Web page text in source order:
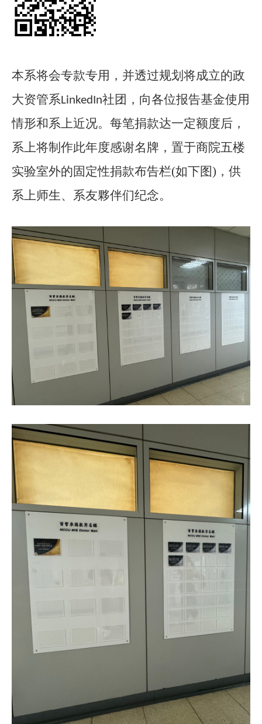
本系将会专款专用，并透过规划将成立的政
大资管系LinkedIn社团，向各位报告基金使用
情形和系上近况。每笔捐款达一定额度后，
系上将制作此年度感谢名牌，置于商院五楼
实验室外的固定性捐款布告栏(如下图)，供
系上师生、系友夥伴们纪念。